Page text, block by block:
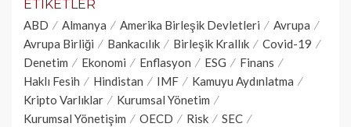
ETIKETLER
ABD Almanya Amerika Birleşik Devletleri
Avrupa
Avrupa Birliği
Bankacılık Birleşik Krallık
Covid-19
Denetim
Ekonomi Enflasyon ESG
Finans
Haklı Fesih
Hindistan IMF
Kamuyu Aydınlatma
Kripto Varlıklar
Kurumsal Yönetim
Kurumsal Yönetişim
OECD Risk
SEC